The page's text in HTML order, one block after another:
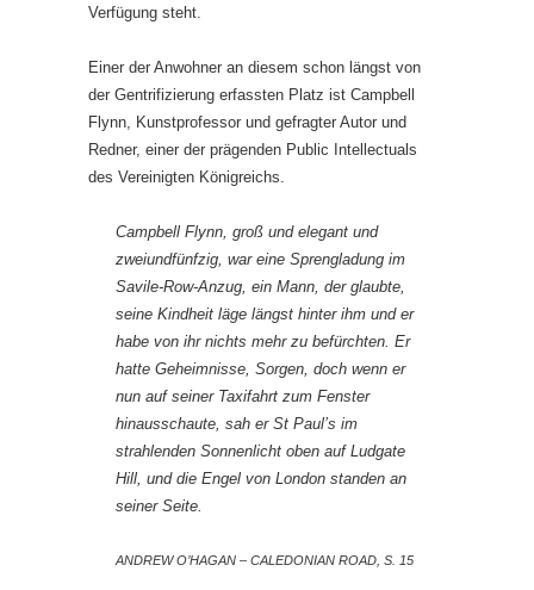
Verfügung steht.
Einer der Anwohner an diesem schon längst von
der Gentrifizierung erfassten Platz ist Campbell
Flynn, Kunstprofessor und gefragter Autor und
Redner, einer der prägenden Public Intellectuals
des Vereinigten Königreichs.
Campbell Flynn, groß und elegant und
zweiundfünfzig, war eine Sprengladung im
Savile-Row-Anzug, ein Mann, der glaubte,
seine Kindheit läge längst hinter ihm und er
habe von ihr nichts mehr zu befürchten. Er
hatte Geheimnisse, Sorgen, doch wenn er
nun auf seiner Taxifahrt zum Fenster
hinausschaute, sah er St Paul’s im
strahlenden Sonnenlicht oben auf Ludgate
Hill, und die Engel von London standen an
seiner Seite.
ANDREW O’HAGAN – CALEDONIAN ROAD, S. 15